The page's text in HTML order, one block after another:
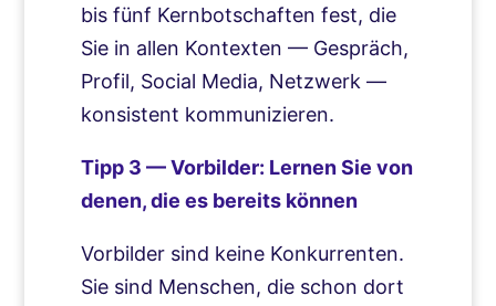
bis fünf Kernbotschaften fest, die
Sie in allen Kontexten — Gespräch,
Profil, Social Media, Netzwerk —
konsistent kommunizieren.
Tipp 3 — Vorbilder: Lernen Sie von
denen, die es bereits können
Vorbilder sind keine Konkurrenten.
Sie sind Menschen, die schon dort